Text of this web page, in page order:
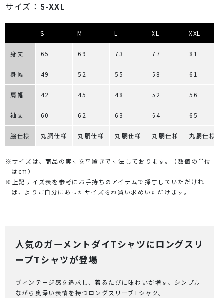
サイズ： S-XXL
S M L XL XXL
身丈 65 69 73 77 81
身幅 49 52 55 58 61
肩幅 42 45 48 52 56
袖丈 60 62 63 64 65
脇仕様 丸胴仕様 丸胴仕様 丸胴仕様 丸胴仕様 丸胴仕様
※サイズは、商品の実寸を平置きで寸法しております。（数値の単位
はcm）
※上記サイズ表を参考にお手持ちのアイテムで採寸していただけれ
ば、よりご自分にあったサイズをお買い求めいただけます。
人気のガーメントダイTシャツにロングスリ
ーブTシャツが登場
ヴィンテージ感を追求し、着るたびに味わいが増す、シンプル
ながら奥深い表情を持つロングスリーブTシャツ。